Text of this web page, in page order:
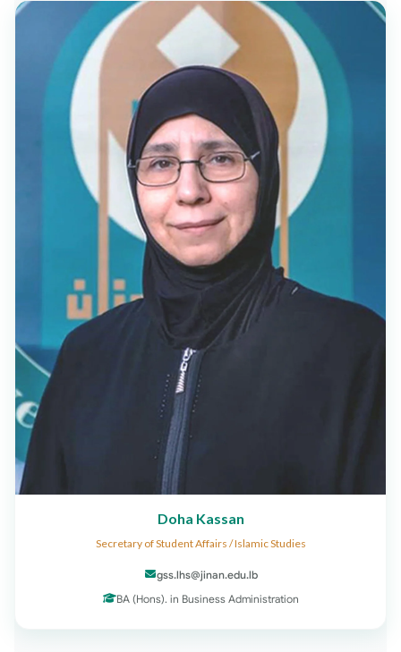
Doha Kassan
Secretary of Student Affairs / Islamic Studies
gss.lhs@jinan.edu.lb
BA (Hons). in Business Administration